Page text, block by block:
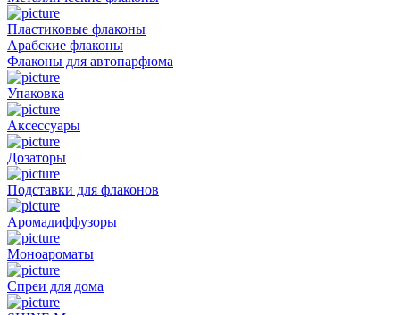
Пластиковые флаконы
Арабские флаконы
Флаконы для автопарфюма
Упаковка
Аксессуары
Дозаторы
Подставки для флаконов
Аромадиффузоры
Моноароматы
Спреи для дома